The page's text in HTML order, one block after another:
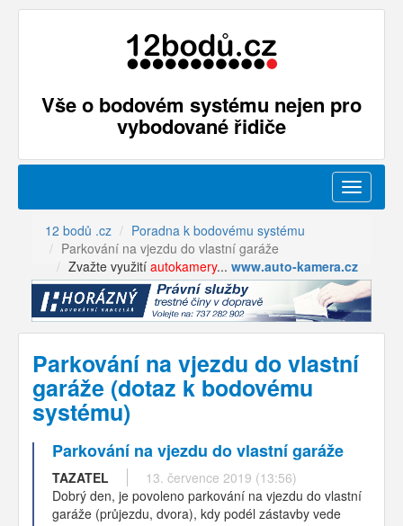
Vše o bodovém systému nejen pro
vybodované řidiče
Menu
12 bodů .cz
Poradna k bodovému systému
Parkování na vjezdu do vlastní garáže
Zvažte využití autokamery... www.auto-kamera.cz
Parkování na vjezdu do vlastní
garáže (dotaz k bodovému
systému)
Parkování na vjezdu do vlastní garáže
TAZATEL
13. července 2019 (13:56)
Dobrý den, je povoleno parkování na vjezdu do vlastní
garáže (průjezdu, dvora), kdy podél zástavby vede